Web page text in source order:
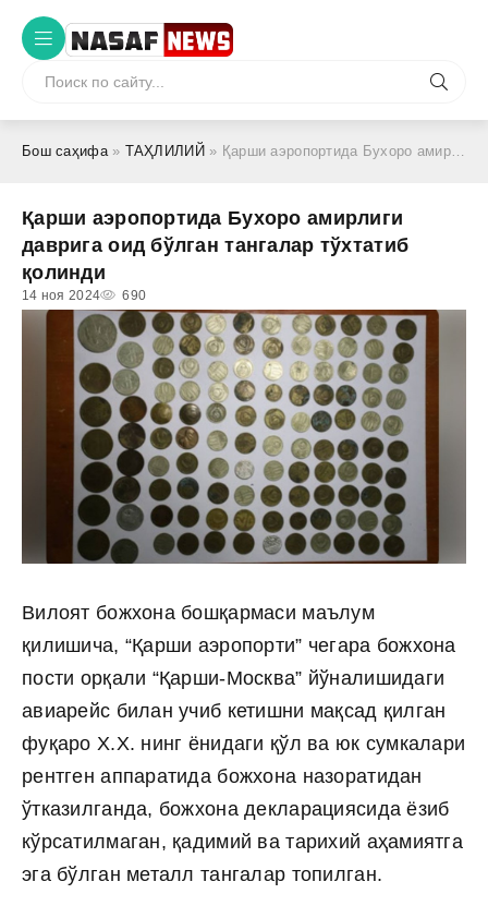
Бош саҳифа» ТАҲЛИЛИЙ » Қарши аэропортида Бухоро амирлиги даврига оид бўлган тангалар тўхтатиб қолинди
Қарши аэропортида Бухоро амирлиги
даврига оид бўлган тангалар тўхтатиб
қолинди
14 ноя 2024 690
Вилоят божхона бошқармаси маълум
қилишича, “Қарши аэропорти” чегара божхона
пости орқали “Қарши-Москва” йўналишидаги
авиарейс билан учиб кетишни мақсад қилган
фуқаро X.X. нинг ёнидаги қўл ва юк сумкалари
рентген аппаратида божхона назоратидан
ўтказилганда, божхона декларациясида ёзиб
кўрсатилмаган, қадимий ва тарихий аҳамиятга
эга бўлган металл тангалар топилган.